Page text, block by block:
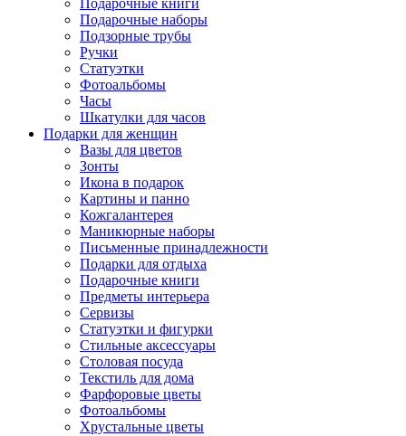
Подарочные книги
Подарочные наборы
Подзорные трубы
Ручки
Статуэтки
Фотоальбомы
Часы
Шкатулки для часов
Подарки для женщин
Вазы для цветов
Зонты
Икона в подарок
Картины и панно
Кожгалантерея
Маникюрные наборы
Письменные принадлежности
Подарки для отдыха
Подарочные книги
Предметы интерьера
Сервизы
Статуэтки и фигурки
Стильные аксессуары
Столовая посуда
Текстиль для дома
Фарфоровые цветы
Фотоальбомы
Хрустальные цветы